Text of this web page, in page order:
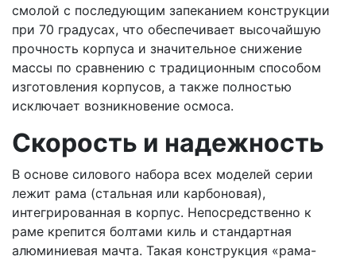
смолой с последующим запеканием конструкции
при 70 градусах, что обеспечивает высочайшую
прочность корпуса и значительное снижение
массы по сравнению с традиционным способом
изготовления корпусов, а также полностью
исключает возникновение осмоса.
Скорость и надежность
В основе силового набора всех моделей серии
лежит рама (стальная или карбоновая),
интегрированная в корпус. Непосредственно к
раме крепится болтами киль и стандартная
алюминиевая мачта. Такая конструкция «рама-